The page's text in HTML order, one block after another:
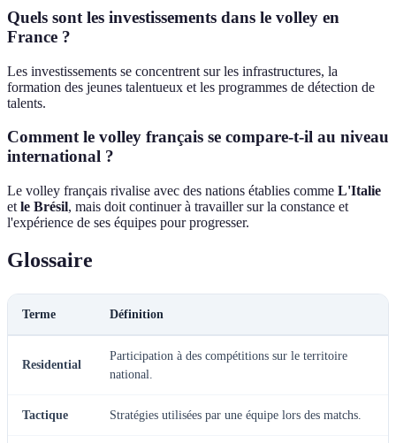
Quels sont les investissements dans le volley en
France ?
Les investissements se concentrent sur les infrastructures, la
formation des jeunes talentueux et les programmes de détection de
talents.
Comment le volley français se compare-t-il au niveau
international ?
Le volley français rivalise avec des nations établies comme L'Italie
et le Brésil, mais doit continuer à travailler sur la constance et
l'expérience de ses équipes pour progresser.
Glossaire
Terme Définition
Residential
Participation à des compétitions sur le territoire
national.
Tactique Stratégies utilisées par une équipe lors des matchs.